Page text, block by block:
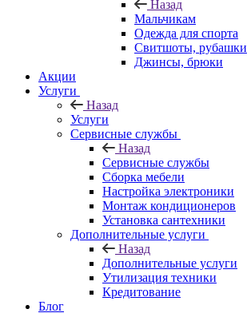
Назад
Мальчикам
Одежда для спорта
Свитшоты, рубашки
Джинсы, брюки
Акции
Услуги
Назад
Услуги
Сервисные службы
Назад
Сервисные службы
Сборка мебели
Настройка электроники
Монтаж кондиционеров
Установка сантехники
Дополнительные услуги
Назад
Дополнительные услуги
Утилизация техники
Кредитование
Блог